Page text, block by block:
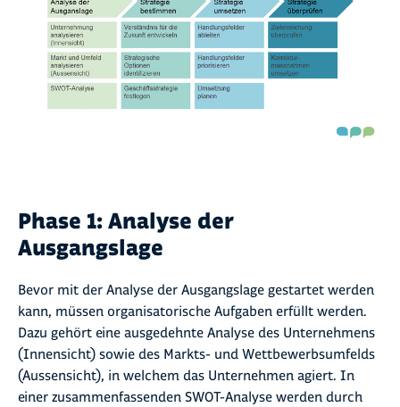
Phase 1: Analyse der
Ausgangslage
Bevor mit der Analyse der Ausgangslage gestartet werden
kann, müssen organisatorische Aufgaben erfüllt werden.
Dazu gehört eine ausgedehnte Analyse des Unternehmens
(Innensicht) sowie des Markts- und Wettbewerbsumfelds
(Aussensicht), in welchem das Unternehmen agiert. In
einer zusammenfassenden SWOT-Analyse werden durch